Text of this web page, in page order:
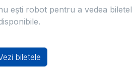
ești robot pentru a vedea
biletele